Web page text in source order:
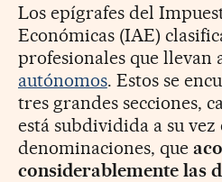
Los epígrafes del
Económicas (IAE)
profesionales que llevan
autónomos. Estos se
tres grandes secciones,
está subdividida a su
denominaciones, que
considerablemente las